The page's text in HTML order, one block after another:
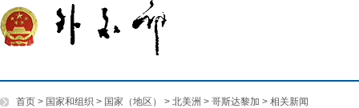
首页 > 国家和组织 > 国家（地区） > 北美洲 > 哥斯达黎加 > 相关新闻